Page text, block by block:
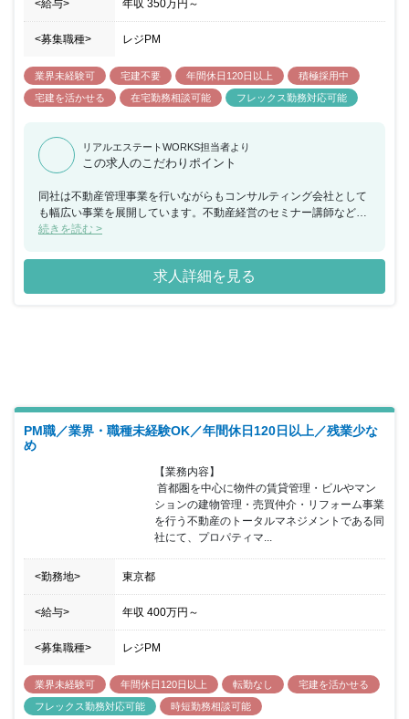
<給与> 年収 350万円 ～
<募集職種> レジPM
業界未経験可 宅建不要 年間休日120日以上
積極採用中
宅建を活かせる
在宅勤務相談可能 フレックス勤務対応可能
リアルエステートWORKS担当者より
この求人のこだわりポイント
同社は不動産管理事業を行いながらもコンサルティング会社として
も幅広い事業を展開しています。不動産経営のセミナー講師なども
手掛けており、賃貸管理のプロフェッショナルとしてオーナー様の
者でも手厚いフォローがございますので安心してスタートすること
が可能です。まずは座学とOJTで仕事の基礎をじっくり学び、先輩
のサポートを受けながら実務を習得していただきます。「いい仕事
続きを読む >
求人詳細を見る
PM職／業界・職種未経験OK／年間休日120日以上／残業少な
め
【業務内容】
ションの建物管理・売買仲介・リフォーム事業
を行う不動産のトータルマネジメントである同
社にて、プロパティマ...
<勤務地> 東京都
<給与> 年収 400万円 ～
<募集職種> レジPM
業界未経験可 年間休日120日以上 転勤なし
宅建を活かせる
フレックス勤務対応可能
時短勤務相談可能